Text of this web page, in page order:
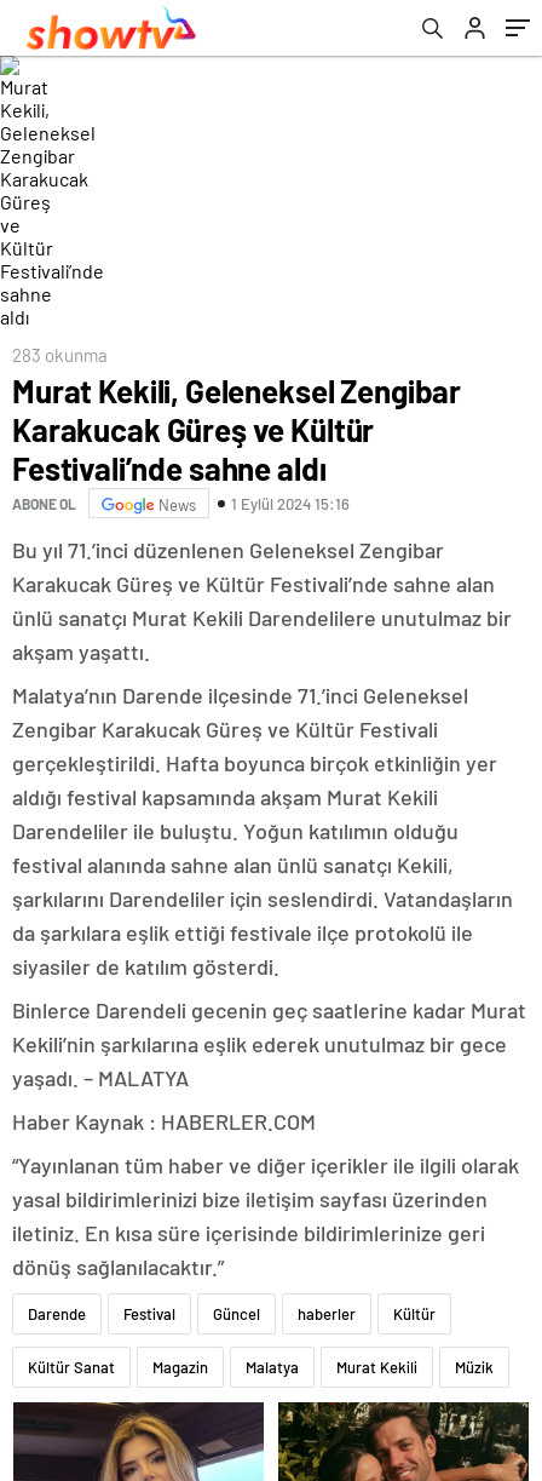
283 okunma
Murat Kekili, Geleneksel Zengibar
Karakucak Güreş ve Kültür
Festivali’nde sahne aldı
ABONE OL News 1 Eylül 2024 15:16
Bu yıl 71.’inci düzenlenen Geleneksel Zengibar
Karakucak Güreş ve Kültür Festivali’nde sahne alan
ünlü sanatçı Murat Kekili Darendelilere unutulmaz bir
akşam yaşattı.
Malatya’nın Darende ilçesinde 71.’inci Geleneksel
Zengibar Karakucak Güreş ve Kültür Festivali
gerçekleştirildi. Hafta boyunca birçok etkinliğin yer
aldığı festival kapsamında akşam Murat Kekili
Darendeliler ile buluştu. Yoğun katılımın olduğu
festival alanında sahne alan ünlü sanatçı Kekili,
şarkılarını Darendeliler için seslendirdi. Vatandaşların
da şarkılara eşlik ettiği festivale ilçe protokolü ile
siyasiler de katılım gösterdi.
Binlerce Darendeli gecenin geç saatlerine kadar Murat
Kekili’nin şarkılarına eşlik ederek unutulmaz bir gece
yaşadı. – MALATYA
Haber Kaynak : HABERLER.COM
“Yayınlanan tüm haber ve diğer içerikler ile ilgili olarak
yasal bildirimlerinizi bize iletişim sayfası üzerinden
iletiniz. En kısa süre içerisinde bildirimlerinize geri
dönüş sağlanılacaktır.”
Darende Festival Güncel haberler Kültür
Kültür Sanat Magazin Malatya Murat Kekili Müzik